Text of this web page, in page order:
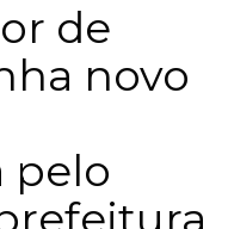
de
novo
pelo